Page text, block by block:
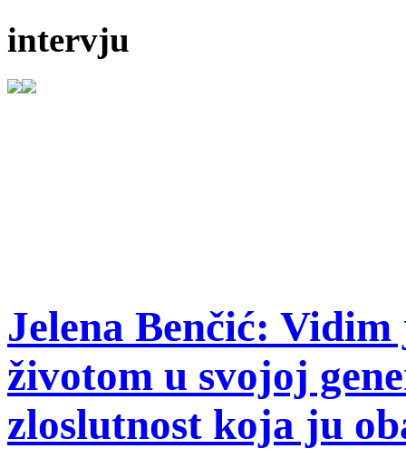
intervju
Jelena Benčić:
životom u svojoj
zloslutnost koja ju